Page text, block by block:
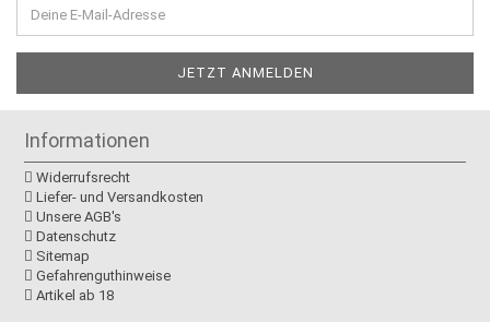
Informationen
Widerrufsrecht
Liefer- und Versandkosten
Unsere AGB's
Datenschutz
Sitemap
Gefahrenguthinweise
Artikel ab 18